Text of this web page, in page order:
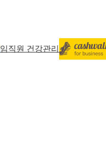
임직원 건강관리